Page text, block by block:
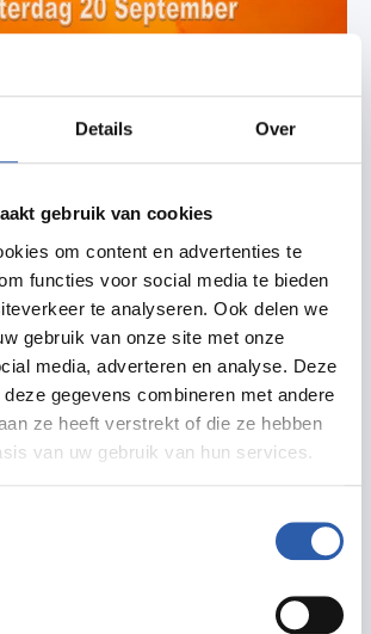
Details Over
gebruik van cookies
om content en advertenties te
functies voor social media te bieden
te analyseren. Ook delen we
gebruik van onze site met onze
media, adverteren en analyse. Deze
gegevens combineren met andere
ze heeft verstrekt of die ze hebben
van uw gebruik van hun services.